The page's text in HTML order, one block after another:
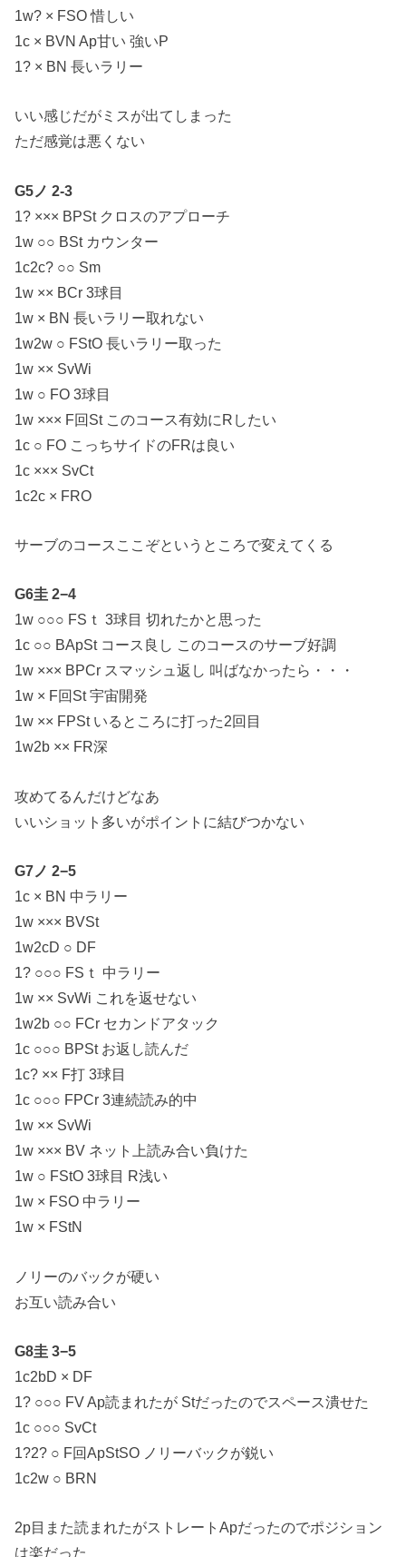
1w? × FSO 惜しい
1c × BVN Ap甘い 強いP
1? × BN 長いラリー
いい感じだがミスが出てしまった
ただ感覚は悪くない
G5ノ 2-3
1? ××× BPSt クロスのアプローチ
1w ○○ BSt カウンター
1c2c? ○○ Sm
1w ×× BCr 3球目
1w × BN 長いラリー取れない
1w2w ○ FStO 長いラリー取った
1w ×× SvWi
1w ○ FO 3球目
1w ××× F回St このコース有効にRしたい
1c ○ FO こっちサイドのFRは良い
1c ××× SvCt
1c2c × FRO
サーブのコースここぞというところで変えてくる
G6圭 2−4
1w ○○○ FSｔ 3球目 切れたかと思った
1c ○○ BApSt コース良し このコースのサーブ好調
1w ××× BPCr スマッシュ返し 叫ばなかったら・・・
1w × F回St 宇宙開発
1w ×× FPSt いるところに打った2回目
1w2b ×× FR深
攻めてるんだけどなあ
いいショット多いがポイントに結びつかない
G7ノ 2−5
1c × BN 中ラリー
1w ××× BVSt
1w2cD ○ DF
1? ○○○ FSｔ 中ラリー
1w ×× SvWi これを返せない
1w2b ○○ FCr セカンドアタック
1c ○○○ BPSt お返し読んだ
1c? ×× F打 3球目
1c ○○○ FPCr 3連続読み的中
1w ×× SvWi
1w ××× BV ネット上読み合い負けた
1w ○ FStO 3球目 R浅い
1w × FSO 中ラリー
1w × FStN
ノリーのバックが硬い
お互い読み合い
G8圭 3−5
1c2bD × DF
1? ○○○ FV Ap読まれたが Stだったのでスペース潰せた
1c ○○○ SvCt
1?2? ○ F回ApStSO ノリーバックが鋭い
1c2w ○ BRN
2p目また読まれたがストレートApだったのでポジション
は楽だった